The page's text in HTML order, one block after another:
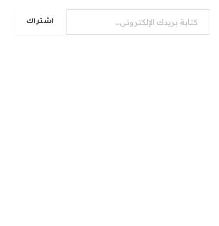
كتابة بريدك الإلكتروني...
اشتراك